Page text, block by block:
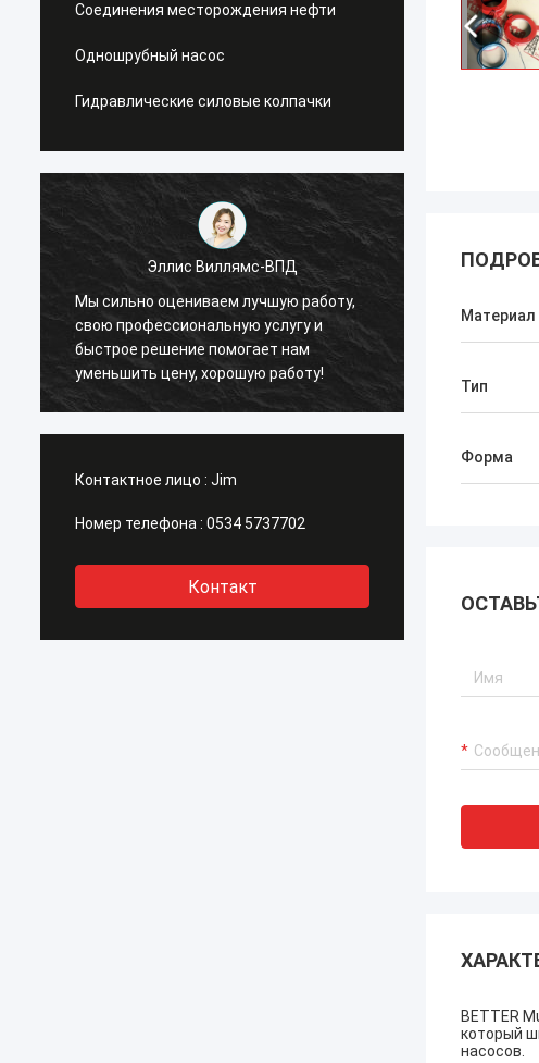
Соединения месторождения нефти
Одношрубный насос
Гидравлические силовые колпачки
Виллямс-ВПД
лучшую работу,
услугу и
помогает нам
хорошую работу!
Эллис Виллямс-ВПД
Мы сильно оцениваем лучшую работу,
свою профессиональную услугу и
быстрое решение помогает нам
уменьшить цену, хорошую работу!
Контактное лицо : Jim
Номер телефона : 0534 5737702
Контакт
Материал
Тип
Форма
BETTER
который
насосов.